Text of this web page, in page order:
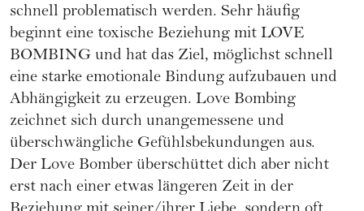
schnell problematisch werden. Sehr häufig
beginnt eine toxische Beziehung mit LOVE
BOMBING und hat das Ziel, möglichst schnell
eine starke emotionale Bindung aufzubauen und
Abhängigkeit zu erzeugen. Love Bombing
zeichnet sich durch unangemessene und
überschwängliche Gefühlsbekundungen aus.
Der Love Bomber überschüttet dich aber nicht
erst nach einer etwas längeren Zeit in der